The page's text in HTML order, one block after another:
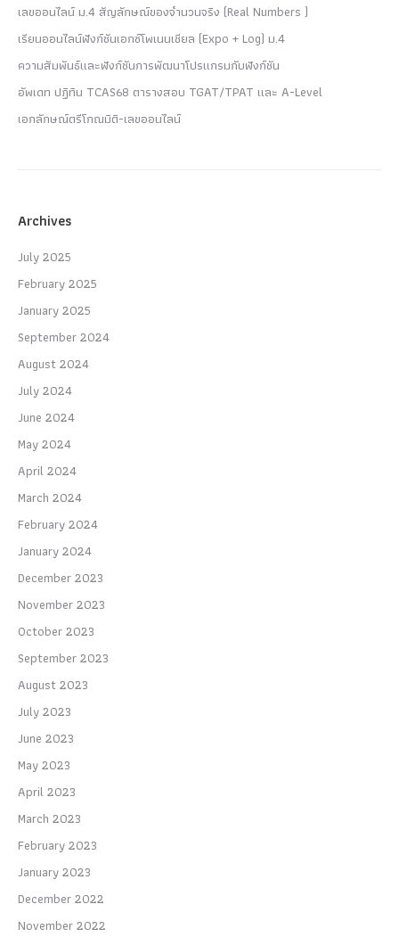
เลขออนไลน์ ม.4 สัญลักษณ์ของจำนวนจริง (Real Numbers )
เรียนออนไลน์ฟังก์ชันเอกซ์โพเนนเชียล (Expo + Log) ม.4
ความสัมพันธ์และฟังก์ชันการพัฒนาโปรแกรมกับฟังก์ชัน
อัพเดท ปฏิทิน TCAS68 ตารางสอบ TGAT/TPAT และ A-Level
เอกลักษณ์ตรีโกณมิติ-เลขออนไลน์
Archives
July 2025
February 2025
January 2025
September 2024
August 2024
July 2024
June 2024
May 2024
April 2024
March 2024
February 2024
January 2024
December 2023
November 2023
October 2023
September 2023
August 2023
July 2023
June 2023
May 2023
April 2023
March 2023
February 2023
January 2023
December 2022
November 2022